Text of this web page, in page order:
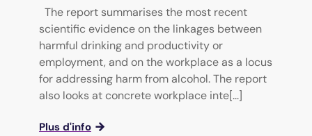
The report summarises the most recent
scientific evidence on the linkages between
harmful drinking and productivity or
employment, and on the workplace as a locus
for addressing harm from alcohol. The report
also looks at concrete workplace inte[...]
Plus d'info